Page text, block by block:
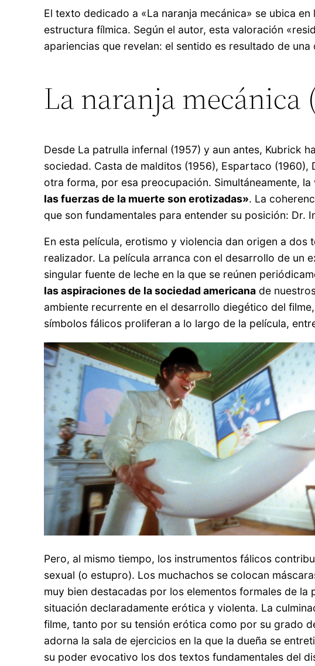
El texto dedicado a «La naranja mecánica» se ubica
estructura fílmica. Según el autor, esta valoración
apariencias que revelan: el sentido es resultado de
La naranja mecánica
Desde La patrulla infernal (1957) y aun antes, Kubrick
sociedad. Casta de malditos (1956), Espartaco (1960),
otra forma, por esa preocupación. Simultáneamente,
las fuerzas de la muerte son erotizadas». La
que son fundamentales para entender su posición: Dr.
En esta película, erotismo y violencia dan origen a
realizador. La película arranca con el desarrollo de un
singular fuente de leche en la que se reúnen
las aspiraciones de la sociedad americana de
ambiente recurrente en el desarrollo diegético del
símbolos fálicos proliferan a lo largo de la película,
Pero, al mismo tiempo, los instrumentos fálicos
sexual (o estupro). Los muchachos se colocan
muy bien destacadas por los elementos formales de
situación declaradamente erótica y violenta. La
filme, tanto por su tensión erótica como por su grado
adorna la sala de ejercicios en la que la dueña se
su poder evocativo los dos textos fundamentales del